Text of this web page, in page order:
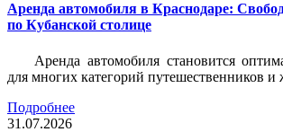
Аренда автомобиля в Краснодаре:
по Кубанской столице
Аренда автомобиля становится
для многих категорий путешественников и
Подробнее
31.07.2026